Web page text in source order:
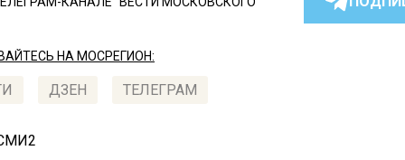
НА МОСРЕГИОН:
ДЗЕН ТЕЛЕГРАМ